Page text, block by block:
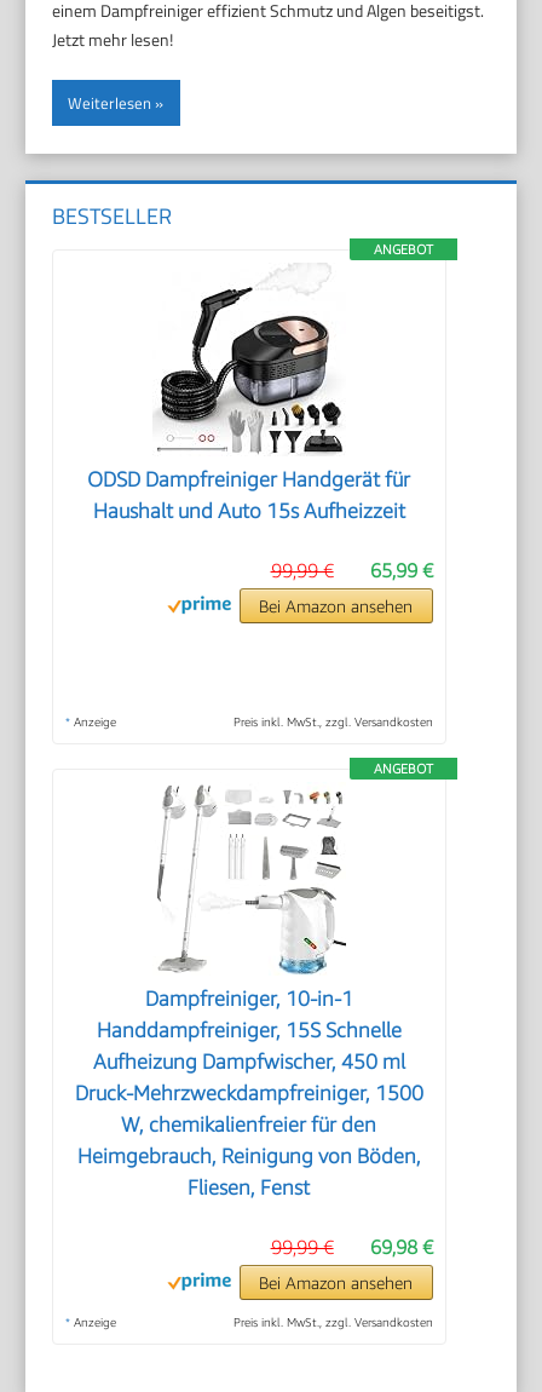
einem Dampfreiniger effizient Schmutz und Algen beseitigst.
Jetzt mehr lesen!
Weiterlesen
BESTSELLER
ANGEBOT
ODSD Dampfreiniger Handgerät für
Haushalt und Auto 15s Aufheizzeit
65,99 €
99,99 €
Bei Amazon ansehen
* Anzeige Preis inkl. MwSt., zzgl. Versandkosten
ANGEBOT
Dampfreiniger, 10-in-1
Handdampfreiniger, 15S Schnelle
Aufheizung Dampfwischer, 450 ml
Druck-Mehrzweckdampfreiniger, 1500
W, chemikalienfreier für den
Heimgebrauch, Reinigung von Böden,
Fliesen, Fenst
69,98 €
99,99 €
Bei Amazon ansehen
* Anzeige Preis inkl. MwSt., zzgl. Versandkosten